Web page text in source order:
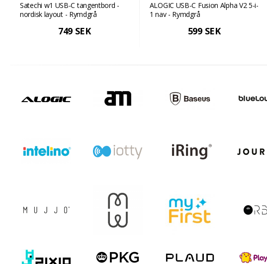
Satechi w1 USB-C tangentbord -
nordisk layout - Rymdgrå
749 SEK
ALOGIC USB-C Fusion Alpha V2 5-i-
1 nav - Rymdgrå
599 SEK